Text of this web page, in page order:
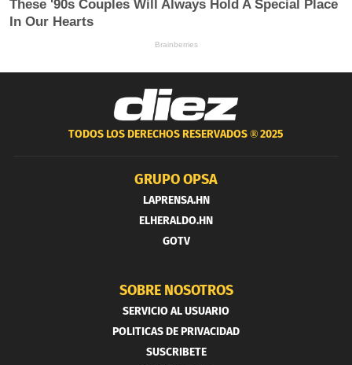
TODOS LOS DERECHOS RESERVADOS ®2025
GRUPO OPSA
LAPRENSA.HN
ELHERALDO.HN
GOTV
SOBRE NOSOTROS
SERVICIO AL USUARIO
POLITICAS DE PRIVACIDAD
SUSCRIBETE